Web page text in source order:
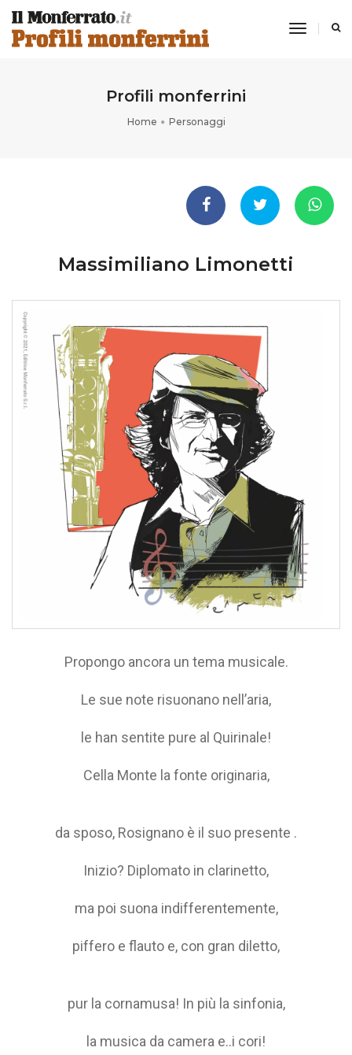
toggle
Profili monferrini
Home Personaggi
Massimiliano Limonetti
Propongo ancora un tema musicale.
Le sue note risuonano nell’aria,
le han sentite pure al Quirinale!
Cella Monte la fonte originaria,
da sposo, Rosignano è il suo presente .
Inizio? Diplomato in clarinetto,
ma poi suona indifferentemente,
piffero e flauto e, con gran diletto,
pur la cornamusa! In più la sinfonia,
la musica da camera e..i cori!